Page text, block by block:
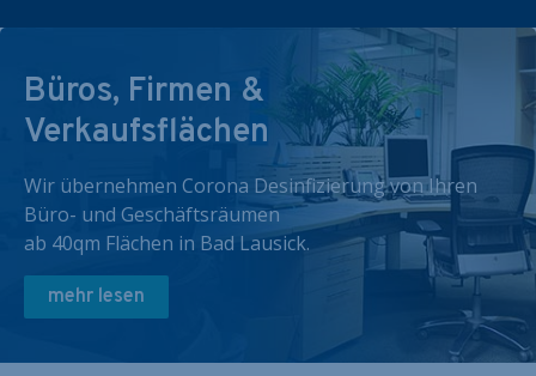
Büros, Firmen &
Verkaufsflächen
Wir übernehmen Corona Desinfizierung von Ihren
Büro- und Geschäftsräumen
ab 40qm Flächen in Bad Lausick.
mehr lesen